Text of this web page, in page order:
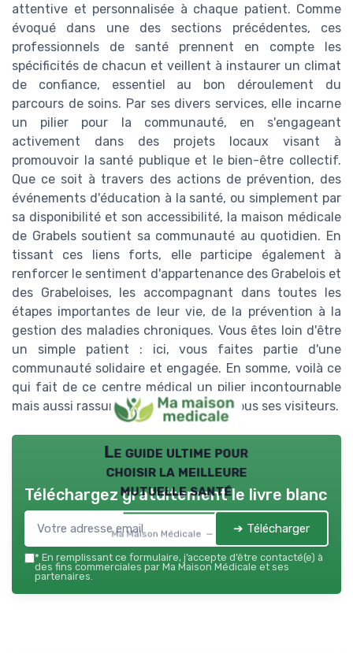
attentive et personnalisée à chaque patient. Comme
évoqué dans une des sections précédentes, ces
professionnels de santé prennent en compte les
spécificités de chacun et veillent à instaurer un climat
de confiance, essentiel au bon déroulement du
parcours de soins. Par ses divers services, elle incarne
un pilier pour la communauté, en s'engageant
activement dans des projets locaux visant à
promouvoir la santé publique et le bien-être collectif.
Que ce soit à travers des actions de prévention, des
événements d'éducation à la santé, ou simplement par
sa disponibilité et son accessibilité, la maison médicale
de Grabels soutient sa communauté au quotidien. En
tissant ces liens forts, elle participe également à
renforcer le sentiment d'appartenance des Grabelois et
des Grabeloises, les accompagnant dans toutes les
étapes importantes de leur vie, de la prévention à la
gestion des maladies chroniques. Vous êtes loin d'être
un simple patient : ici, vous faites partie d'une
communauté solidaire et engagée. En somme, voilà ce
qui fait de ce centre médical un pilier incontournable
mais aussi rassurant et familier pour tous ses visiteurs.
Le guide ultime pour
choisir la meilleure
mutuelle santé
Ma Maison Médicale — 2026
Téléchargez gratuitement le livre blanc
➔ Télécharger
* En remplissant ce formulaire, j’accepte d’être contacté(e) à
des fins commerciales par Ma Maison Médicale et ses
partenaires.